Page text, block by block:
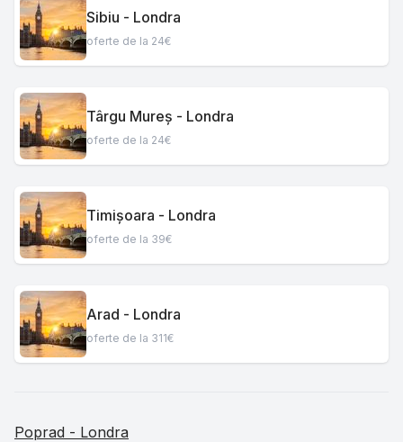
Sibiu - Londra
oferte de la 24€
Târgu Mureș - Londra
oferte de la 24€
Timișoara - Londra
oferte de la 39€
Arad - Londra
oferte de la 311€
Poprad - Londra